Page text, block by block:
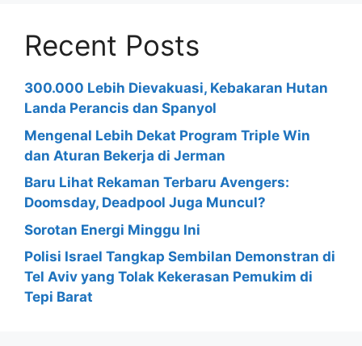
Recent Posts
300.000 Lebih Dievakuasi, Kebakaran Hutan
Landa Perancis dan Spanyol
Mengenal Lebih Dekat Program Triple Win
dan Aturan Bekerja di Jerman
Baru Lihat Rekaman Terbaru Avengers:
Doomsday, Deadpool Juga Muncul?
Sorotan Energi Minggu Ini
Polisi Israel Tangkap Sembilan Demonstran di
Tel Aviv yang Tolak Kekerasan Pemukim di
Tepi Barat